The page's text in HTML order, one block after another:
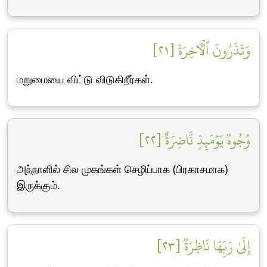
وَتَذَرُونَ ٱلۡأٓخِرَةَ [٢١]
மறுமையை விட்டு விடுகிறீர்கள்.
وُجُوهٞ يَوۡمَئِذٖ نَّاضِرَةٌ [٢٢]
அந்நாளில் சில முகங்கள் செழிப்பாக (பிரகாசமாக)
இருக்கும்.
إِلَىٰ رَبِّهَا نَاظِرَةٞ [٢٣]